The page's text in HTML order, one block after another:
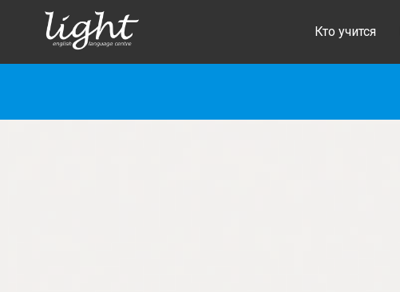
Кто учится